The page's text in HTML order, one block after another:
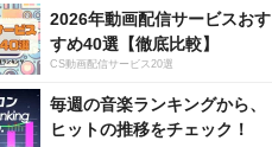
2026年動画配信サービスおす
すめ40選【徹底比較】
CS動画配信サービス20選
毎週の音楽ランキングから、
ヒットの推移をチェック！